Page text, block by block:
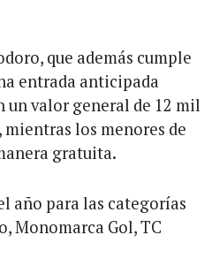
que además cumple
entrada anticipada
un valor general de 12 mil
mientras los menores de
gratuita.
año para las categorías
Monomarca Gol, TC